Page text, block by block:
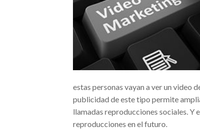
estas personas vayan a ver un video
publicidad de este tipo permite
llamadas reproducciones sociales. Y
reproducciones en el futuro.